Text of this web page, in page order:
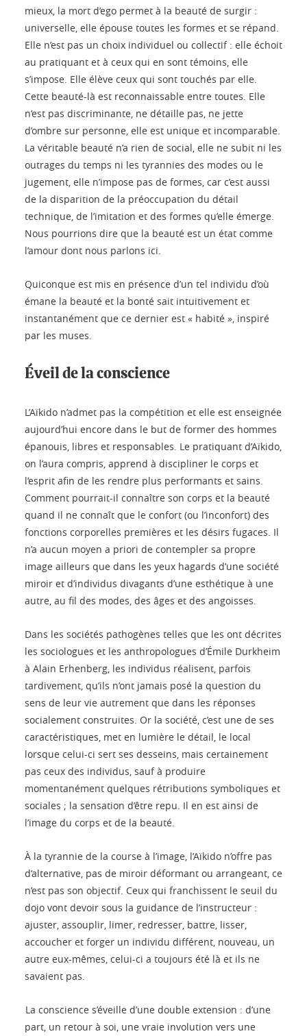
mieux, la mort d’ego permet à la beauté de surgir :
universelle, elle épouse toutes les formes et se répand.
Elle n’est pas un choix individuel ou collectif : elle échoit
au pratiquant et à ceux qui en sont témoins, elle
s’impose. Elle élève ceux qui sont touchés par elle.
Cette beauté-là est reconnaissable entre toutes. Elle
n’est pas discriminante, ne détaille pas, ne jette
d’ombre sur personne, elle est unique et incomparable.
La véritable beauté n’a rien de social, elle ne subit ni les
outrages du temps ni les tyrannies des modes ou le
jugement, elle n’impose pas de formes, car c’est aussi
de la disparition de la préoccupation du détail
technique, de l’imitation et des formes qu’elle émerge.
Nous pourrions dire que la beauté est un état comme
l’amour dont nous parlons ici.
Quiconque est mis en présence d’un tel individu d’où
émane la beauté et la bonté sait intuitivement et
instantanément que ce dernier est « habité », inspiré
par les muses.
Éveil de la conscience
L’Aïkido n’admet pas la compétition et elle est enseignée
aujourd’hui encore dans le but de former des hommes
épanouis, libres et responsables. Le pratiquant d’Aïkido,
on l’aura compris, apprend à discipliner le corps et
l’esprit afin de les rendre plus performants et sains.
Comment pourrait-il connaître son corps et la beauté
quand il ne connaît que le confort (ou l’inconfort) des
fonctions corporelles premières et les désirs fugaces. Il
n’a aucun moyen a priori de contempler sa propre
image ailleurs que dans les yeux hagards d’une société
miroir et d’individus divagants d’une esthétique à une
autre, au fil des modes, des âges et des angoisses.
Dans les sociétés pathogènes telles que les ont décrites
les sociologues et les anthropologues d’Émile Durkheim
à Alain Erhenberg, les individus réalisent, parfois
tardivement, qu’ils n’ont jamais posé la question du
sens de leur vie autrement que dans les réponses
socialement construites. Or la société, c’est une de ses
caractéristiques, met en lumière le détail, le local
lorsque celui-ci sert ses desseins, mais certainement
pas ceux des individus, sauf à produire
momentanément quelques rétributions symboliques et
sociales ; la sensation d’être repu. Il en est ainsi de
l’image du corps et de la beauté.
À la tyrannie de la course à l’image, l’Aïkido n’offre pas
d’alternative, pas de miroir déformant ou arrangeant, ce
n’est pas son objectif. Ceux qui franchissent le seuil du
dojo vont devoir sous la guidance de l’instructeur :
ajuster, assouplir, limer, redresser, battre, lisser,
accoucher et forger un individu différent, nouveau, un
autre eux-mêmes, celui-ci a toujours été là et ils ne
savaient pas.
La conscience s’éveille d’une double extension : d’une
part, un retour à soi, une vraie involution vers une